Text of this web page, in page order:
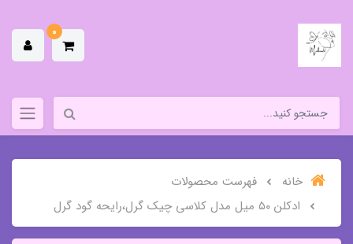
0
خانه
فهرست محصولات
ادکلن ۵۰ میل مدل کلاسی چیک گرل،رایحه گود گرل